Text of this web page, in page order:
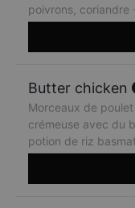
poivrons, coriandre
Butter chicken
Morceaux de
crémeuse avec du
potion de riz